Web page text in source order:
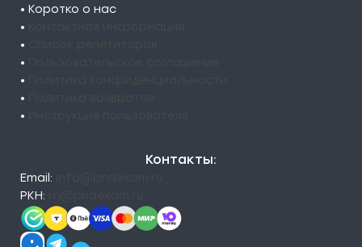
• Коротко о нас
•
•
•
•
•
•
Контакты:
Email:
РКН: